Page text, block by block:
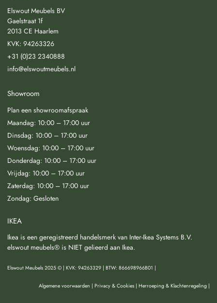
Elswout Meubels BV
Gaelstraat 1f
2013 CE Haarlem
KVK: 94263326
+31 (0)23 2340888
info@elswoutmeubels.nl
Showroom
Plan een showroomafspraak
Maandag: 10:00 – 17:00 uur
Dinsdag: 10:00 – 17:00 uur
Woensdag: 10:00 – 17:00 uur
Donderdag: 10:00 – 17:00 uur
Vrijdag: 10:00 – 17:00 uur
Zaterdag: 10:00 – 17:00 uur
Zondag: Gesloten
IKEA
Ikea is een geregistreerd handelsmerk van Inter-Ikea Systems B.V.
elswout meubels® is NIET gelieerd aan Ikea.
Elswout Meubels 2025 © | KVK: 94263329 | BTW: 866698966B01 |
Algemene voorwaarden | Privacy & Cookies | Herroeping & Klachtenregeling |